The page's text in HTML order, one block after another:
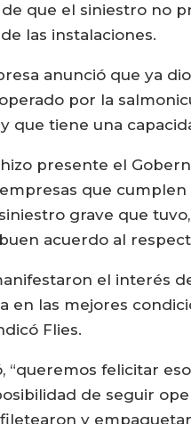
de que el siniestro no
las instalaciones.
anunció que ya
por la
que tiene una
presente el
que
grave que
acuerdo al
el interés
en las mejores
Flies.
“queremos felicitar
de seguir
y